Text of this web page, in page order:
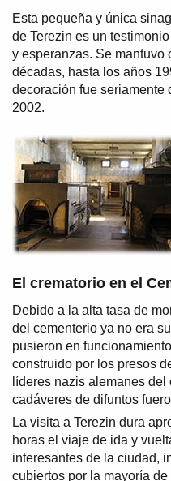
Esta pequeña y única
de Terezin es un
y esperanzas. Se mantuvo
décadas, hasta los años
decoración fue seriamente
2002.
El crematorio en el
Debido a la alta tasa de
del cementerio ya no era
pusieron en
construido por los presos
líderes nazis alemanes
cadáveres de difuntos
La visita a Terezin dura
horas el viaje de ida y
interesantes de la ciudad,
cubiertos por la mayoría